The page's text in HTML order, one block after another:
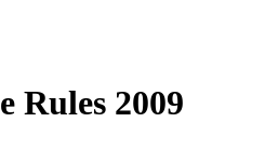
Rules 2009